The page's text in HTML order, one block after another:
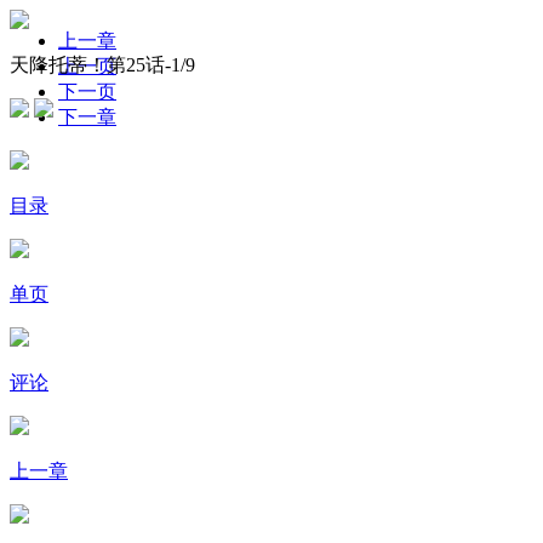
天降托蒂！第25话-1/9
上一章
上一页
下一页
下一章
目录
单页
评论
上一章